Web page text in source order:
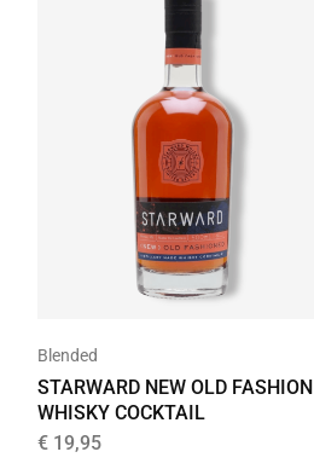
Blended
STARWARD NEW OLD FASHION
WHISKY COCKTAIL
€ 19,95